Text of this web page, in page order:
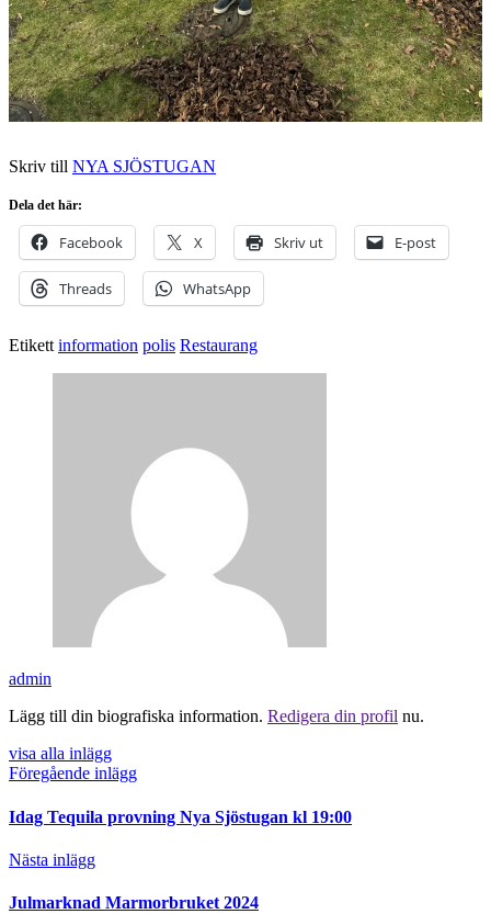
Skriv till NYA SJÖSTUGAN
Dela det här:
Facebook X Skriv ut E-post
Threads WhatsApp
Etikett information polis Restaurang
admin
Lägg till din biografiska information. Redigera din profil nu.
visa alla inlägg
Föregående inlägg
Idag Tequila provning Nya Sjöstugan kl 19:00
Nästa inlägg
Julmarknad Marmorbruket 2024